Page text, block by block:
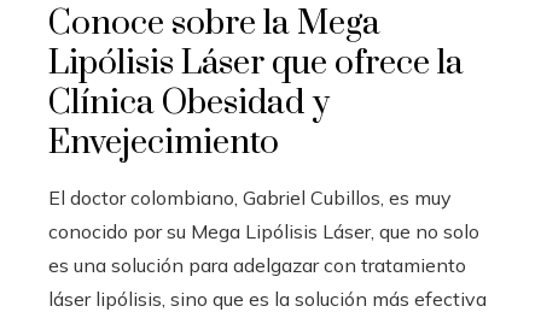
Conoce sobre la Mega
Lipólisis Láser que ofrece la
Clínica Obesidad y
Envejecimiento
El doctor colombiano, Gabriel Cubillos, es muy
conocido por su Mega Lipólisis Láser, que no solo
es una solución para adelgazar con tratamiento
láser lipólisis, sino que es la solución más efectiva